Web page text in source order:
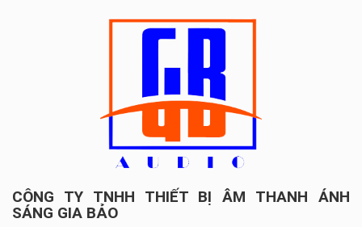
CÔNG TY TNHH THIẾT BỊ ÂM THANH ÁNH
SÁNG GIA BẢO